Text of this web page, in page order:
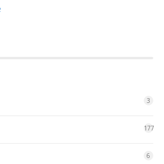
3
177
6